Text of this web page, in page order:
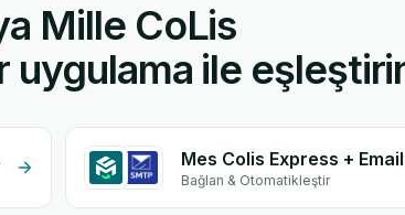
Mille CoLis
uygulama ile
Mes Colis Express +
Bağlan & Otomatikleştir